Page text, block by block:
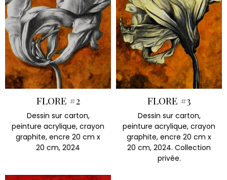
FLORE #2
Dessin sur carton,
peinture acrylique, crayon
graphite, encre 20 cm x
20 cm, 2024
FLORE #3
Dessin sur carton,
peinture acrylique, crayon
graphite, encre 20 cm x
20 cm, 2024. Collection
privée.